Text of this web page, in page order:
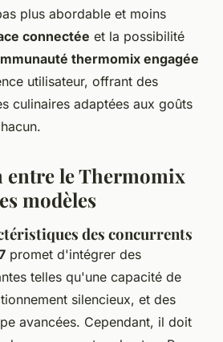
plus abordable et moins
connectée et la possibilité
thermomix engagée
utilisateur, offrant des
culinaires adaptées aux goûts
entre le Thermomix
modèles
des concurrents
promet d'intégrer des
telles qu'une capacité de
silencieux, et des
avancées. Cependant, il doit